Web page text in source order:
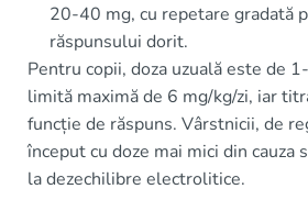
20-40 mg, cu repetare gradată
răspunsului dorit.
Pentru copii, doza uzuală este de
limită maximă de 6 mg/kg/zi, iar
funcție de răspuns. Vârstnicii, de
început cu doze mai mici din
la dezechilibre electrolitice.